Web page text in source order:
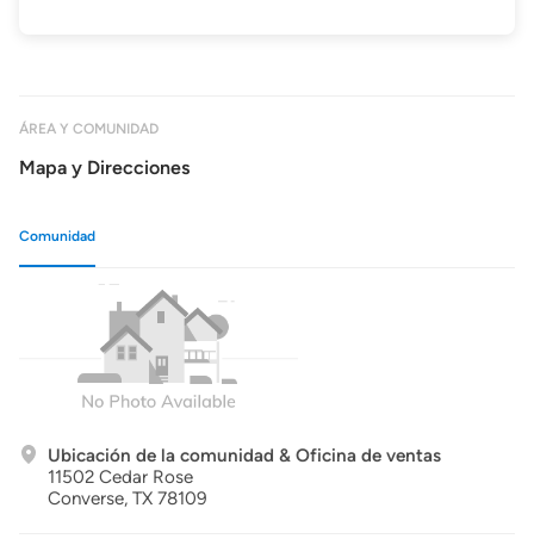
ÁREA Y COMUNIDAD
Mapa y Direcciones
Comunidad
Ubicación de la comunidad & Oficina de ventas
11502 Cedar Rose
Converse, TX 78109